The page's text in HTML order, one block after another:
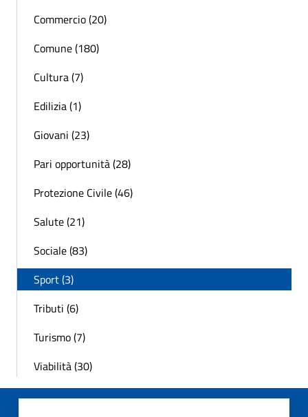
Commercio (20)
Comune (180)
Cultura (7)
Edilizia (1)
Giovani (23)
Pari opportunità (28)
Protezione Civile (46)
Salute (21)
Sociale (83)
Sport (3)
Tributi (6)
Turismo (7)
Viabilità (30)